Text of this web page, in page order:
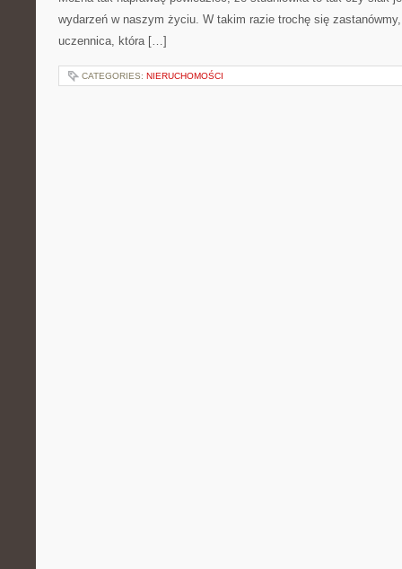
wydarzeń w naszym życiu. W takim razie trochę się
uczennica, która […]
CATEGORIES: NIERUCHOMOŚCI